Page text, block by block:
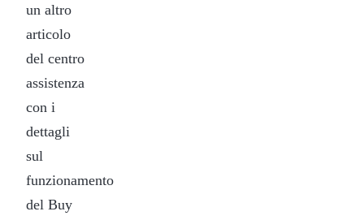
un altro
articolo
del centro
assistenza
con i
dettagli
sul
funzionamento
del Buy